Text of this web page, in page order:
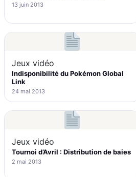
13 juin 2013
Jeux vidéo
Indisponibilité du Pokémon Global
Link
24 mai 2013
Jeux vidéo
Tournoi d’Avril : Distribution de baies
2 mai 2013